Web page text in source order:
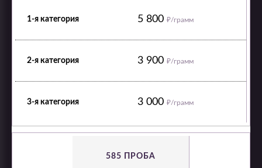
5 800 ₽/грамм
3 900 ₽/грамм
3 000 ₽/грамм
585 ПРОБА